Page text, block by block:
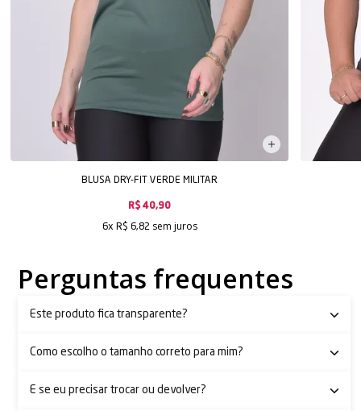
BLUSA DRY-FIT VERDE MILITAR
R$ 40,90
6x R$ 6,82 sem juros
Perguntas frequentes
Este produto fica transparente?
Como escolho o tamanho correto para mim?
E se eu precisar trocar ou devolver?